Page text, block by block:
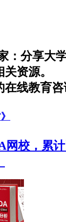
：分享大
资源。
在线教育
网校，累